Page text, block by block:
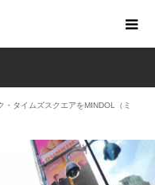
・タイムズスクエアをMINDOL（ミ